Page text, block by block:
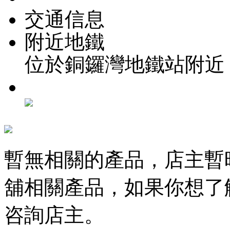
交通信息
附近地鐵
位於銅鑼灣地鐵站附近
暫無相關的產品，店主
舖相關產品，如果你想
咨詢店主。